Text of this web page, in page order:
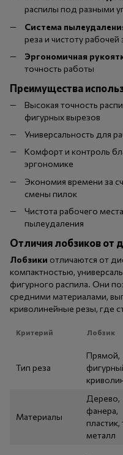
распилы под разными
Система
реза и чистоту рабочей
Эргономичная
точность работы
Преимущества
Высокая точность
фигурных вырезов
Универсальность для
Комфорт и контроль
эргономике
Экономия времени за
смены пилок
Чистота рабочего
пылеудаления
Отличия лобзиков от
Лобзики отличаются от
компактностью,
фигурного распила. Они
средними материалами,
криволинейные резы, где
Критерий Лобзик
Тип реза
Прямой,
Материалы
Дерево,
фанера,
пластик,
металл